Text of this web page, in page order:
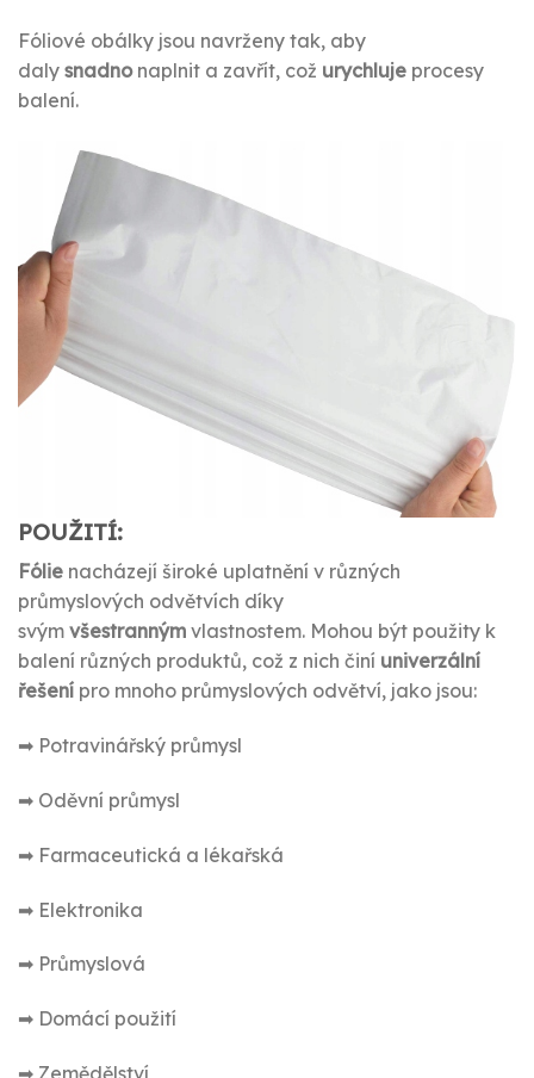
Fóliové obálky jsou navrženy tak, aby
daly snadno naplnit a zavřít, což urychluje procesy
balení.
POUŽITÍ:
Fólie nacházejí široké uplatnění v různých
průmyslových odvětvích díky
svým všestranným vlastnostem. Mohou být použity k
balení různých produktů, což z nich činí univerzální
řešení pro mnoho průmyslových odvětví, jako jsou:
➡ Potravinářský průmysl
➡ Oděvní průmysl
➡ Farmaceutická a lékařská
➡ Elektronika
➡ Průmyslová
➡ Domácí použití
➡ Zemědělství